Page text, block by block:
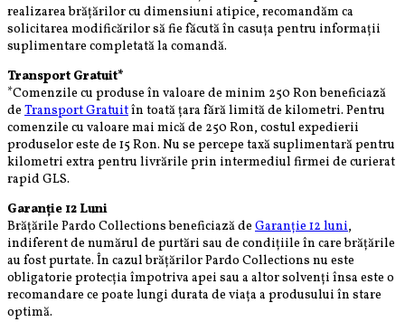
realizarea brățărilor cu dimensiuni atipice, recomandăm ca
solicitarea modificărilor să fie făcută în casuța pentru informații
suplimentare completată la comandă.
Transport Gratuit*
*Comenzile cu produse în valoare de minim 250 Ron beneficiază
de Transport Gratuitîn toată țara fără limită de kilometri. Pentru
comenzile cu valoare mai mică de 250 Ron, costul expedierii
produselor este de 15 Ron. Nu se percepe taxă suplimentară pentru
kilometri extra pentru livrările prin intermediul firmei de curierat
rapid GLS.
Garanție 12 Luni
Brățările Pardo Collections beneficiază de Garanție 12 luni,
indiferent de numărul de purtări sau de condițiile în care brățările
au fost purtate. În cazul brățărilor Pardo Collections nu este
obligatorie protecția împotriva apei sau a altor solvenți însa este o
recomandare ce poate lungi durata de viața a produsului în stare
optimă.